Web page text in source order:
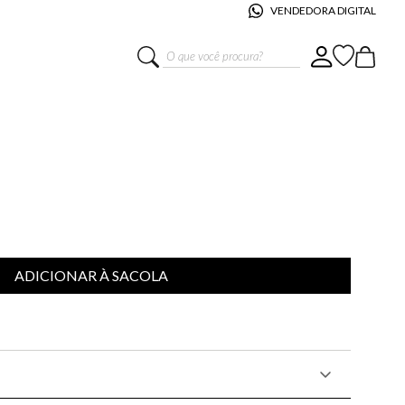
VENDEDORA DIGITAL
O que você procura?
LE LIS CASA RATINHO
ADICIONAR À SACOLA